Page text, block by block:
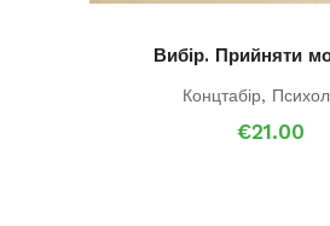
Вибір. Прийняти
Концтабір,
€21.00